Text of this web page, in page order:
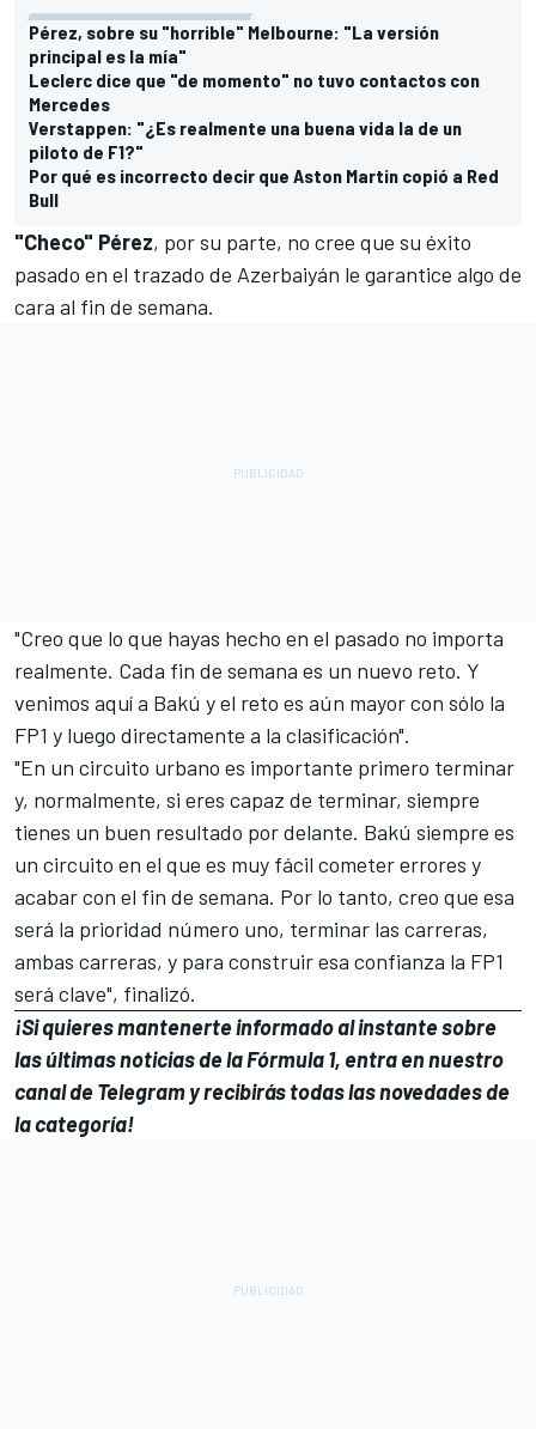
Pérez, sobre su "horrible" Melbourne: "La versión
principal es la mía"
Leclerc dice que "de momento" no tuvo contactos con
Mercedes
Verstappen: "¿Es realmente una buena vida la de un
piloto de F1?"
Por qué es incorrecto decir que Aston Martin copió a Red
Bull
"Checo" Pérez, por su parte, no cree que su éxito
pasado en el trazado de Azerbaiyán le garantice algo de
cara al fin de semana.
"Creo que lo que hayas hecho en el pasado no importa
realmente. Cada fin de semana es un nuevo reto. Y
venimos aquí a Bakú y el reto es aún mayor con sólo la
FP1 y luego directamente a la clasificación".
"En un circuito urbano es importante primero terminar
y, normalmente, si eres capaz de terminar, siempre
tienes un buen resultado por delante. Bakú siempre es
un circuito en el que es muy fácil cometer errores y
acabar con el fin de semana. Por lo tanto, creo que esa
será la prioridad número uno, terminar las carreras,
ambas carreras, y para construir esa confianza la FP1
será clave", finalizó.
¡Si quieres mantenerte informado al instante sobre
las últimas noticias de la Fórmula 1, entra ennuestro
canal de Telegramy recibirás todas las novedades de
la categoría!